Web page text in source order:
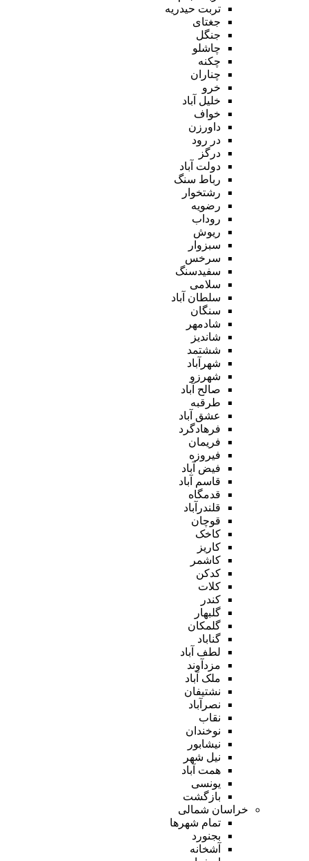
تربت حیدریه
جغتای
جنگل
چاشلو
چکنه
چناران
خرو
خلیل آباد
خواف
داورزن
در رود
درگز
دولت آباد
رباط سنگ
رشتخوار
رضویه
روداب
ریوش
سبزوار
سرخس
سفیدسنگ
سلامی
سلطان آباد
سنگان
شادمهر
شاندیز
ششتمد
شهرآباد
شهرزو
صالح آباد
طرقبه
عشق آباد
فرهادگرد
فریمان
فیروزه
فیض آباد
قاسم آباد
قدمگاه
قلندرآباد
قوچان
کاخک
کاریز
کاشمر
کدکن
کلات
کندر
گلبهار
گلمکان
گناباد
لطف آباد
مزدآوند
ملک آباد
نشتیفان
نصرآباد
نقاب
نوخندان
نیشابور
نیل شهر
همت آباد
یونسی
بازگشت
خراسان شمالی
تمام شهر‌ها
بجنورد
آشخانه